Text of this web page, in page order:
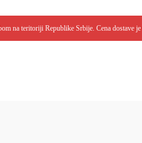
na teritoriji Republike Srbije. Cena dostave je